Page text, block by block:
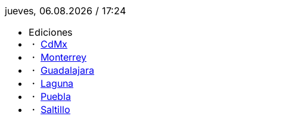
jueves, 06.08.2026 / 17:24
Ediciones
CdMx
Monterrey
Guadalajara
Laguna
Puebla
Saltillo